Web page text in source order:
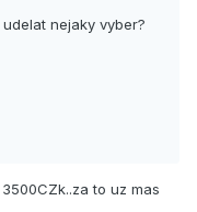
nejaky vyber?
to uz mas